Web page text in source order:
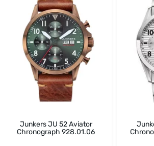
Junkers JU 52 Aviator
Chronograph 928.01.06